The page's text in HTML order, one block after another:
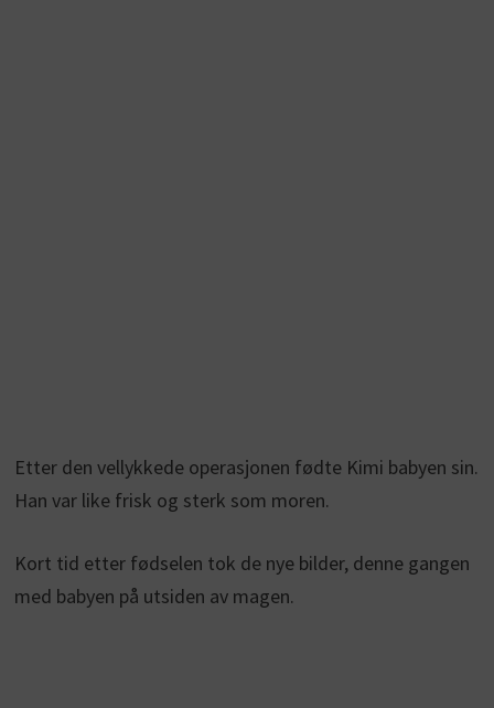
Etter den vellykkede operasjonen fødte Kimi babyen sin.
Han var like frisk og sterk som moren.
Kort tid etter fødselen tok de nye bilder, denne gangen
med babyen på utsiden av magen.